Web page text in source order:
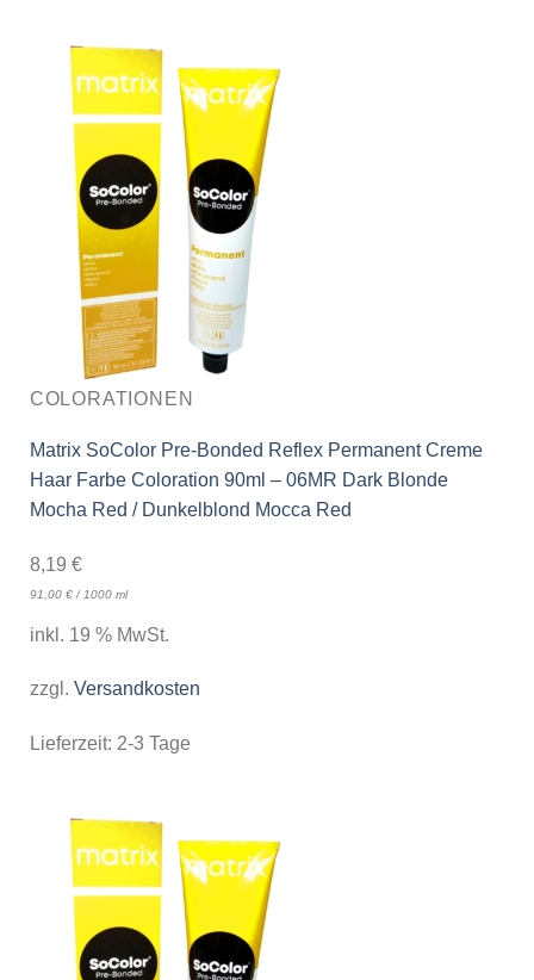
COLORATIONEN
Matrix SoColor Pre-Bonded Reflex Permanent Creme
Haar Farbe Coloration 90ml – 06MR Dark Blonde
Mocha Red / Dunkelblond Mocca Red
8,19 €
91,00 €/ 1000 ml
inkl. 19 % MwSt.
zzgl. Versandkosten
Lieferzeit: 2-3 Tage